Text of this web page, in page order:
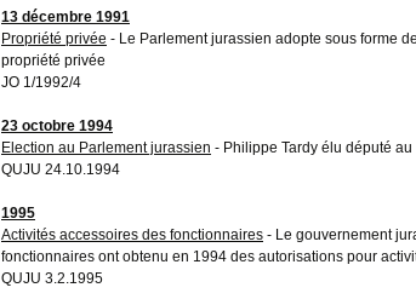
13 décembre 1991
Propriété privée - Le Parlement jurassien adopte sous forme
propriété privée
JO 1/1992/4
23 octobre 1994
Election au Parlement jurassien - Philippe Tardy élu député
QUJU 24.10.1994
1995
Activités accessoires des fonctionnaires - Le gouvernement
fonctionnaires ont obtenu en 1994 des autorisations pour
QUJU 3.2.1995